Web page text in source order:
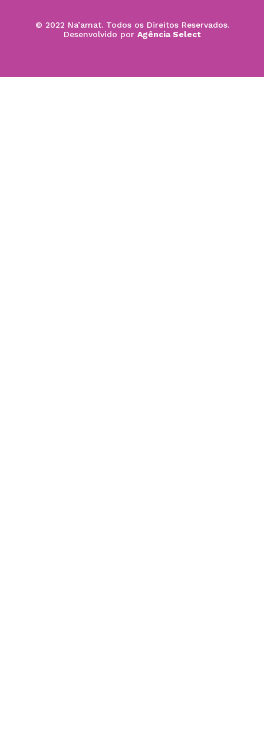
© 2022 Na’amat. Todos os Direitos Reservados.
Desenvolvido por Agência Select